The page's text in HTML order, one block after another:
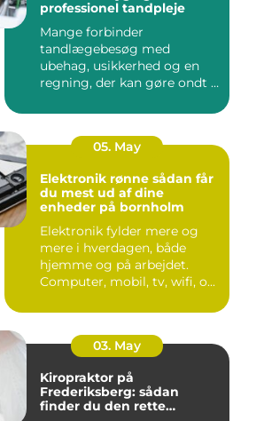
professionel tandpleje
Mange forbinder
tandlægebesøg med
ubehag, usikkerhed og en
regning, der kan gøre ondt i
05. May
Elektronik rønne sådan får
du mest ud af dine
enheder på bornholm
Elektronik fylder mere og
mere i hverdagen, både
hjemme og på arbejdet.
Computer, mobil, tv, wifi, o...
03. May
Kiropraktor på
Frederiksberg: sådan
finder du den rette